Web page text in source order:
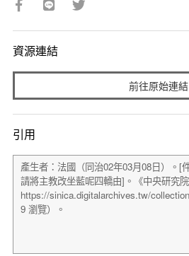
資源連結
前往原始連結
引用